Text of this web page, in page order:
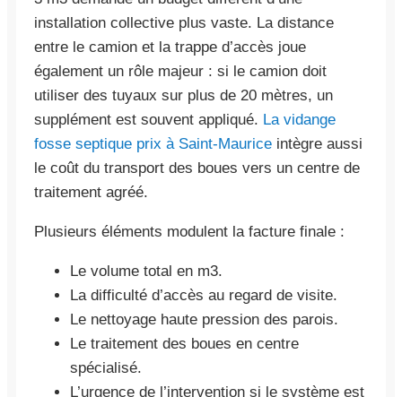
installation collective plus vaste. La distance
entre le camion et la trappe d’accès joue
également un rôle majeur : si le camion doit
utiliser des tuyaux sur plus de 20 mètres, un
supplément est souvent appliqué. La vidange
fosse septique prix à Saint-Maurice intègre aussi
le coût du transport des boues vers un centre de
traitement agréé.
Plusieurs éléments modulent la facture finale :
Le volume total en m3.
La difficulté d’accès au regard de visite.
Le nettoyage haute pression des parois.
Le traitement des boues en centre
spécialisé.
L’urgence de l’intervention si le système est